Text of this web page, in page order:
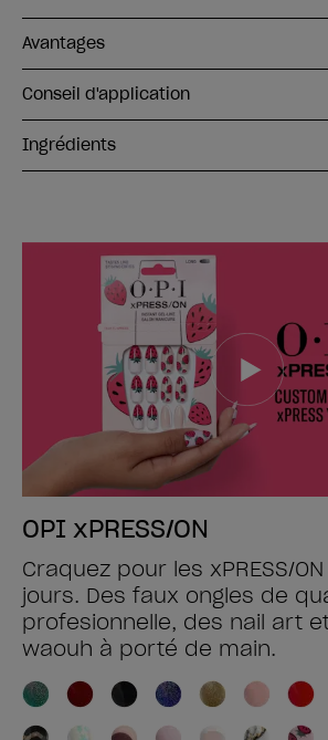
Avantages
Conseil d'application
Ingrédients
OPI xPRESS/ON
Craquez pour les xPRESS/
jours. Des faux ongles de
profesionnelle, des nail art
waouh à porté de main.